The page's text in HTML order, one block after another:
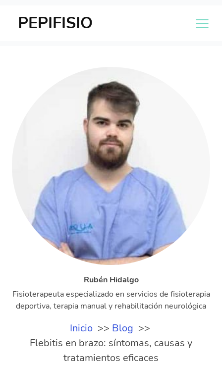
PEPIFISIO
Rubén Hidalgo
Fisioterapeuta especializado en servicios de fisioterapia
deportiva, terapia manual y rehabilitación neurológica
Inicio
Blog
Flebitis en brazo: síntomas, causas y
tratamientos eficaces